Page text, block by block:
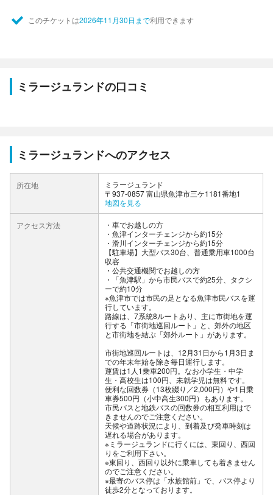
このチケットは2026年11月30日まで利用できます
ミラージュランドの口コミ
ミラージュランドへのアクセス
所在地
ミラージュランド
〒937-0857 富山県魚津市三ケ1181番地1
地図を見る
アクセス方法
車でお越しの方
・魚津インターチェンジから約15分
・滑川インターチェンジから約15分
【駐車場】大型バス30台、普通乗用車1000台
収容
公共交通機関でお越しの方
・「魚津駅」から市民バスで約25分、タクシ
ーで約10分
※魚津市では市民の足となる魚津市民バスを運
行しています。
路線は、7系統8ルートあり、主に市街地を運
行する「市街地巡回ルート」と、郊外の地区
と市街地を結ぶ「郊外ルート」があります。
市街地巡回ルートは、12月31日から1月3日ま
での年末年始を除き毎日運行します。
運賃は1人1乗車200円。なお小学生・中学
生・高校生は100円、未就学児は無料です。
便利な回数券（13枚綴り／2,000円）や1日乗
車券500円（小中高生300円）もあります。
市民バスと地鉄バスの回数券の相互利用はで
きませんのでご注意ください。
天候や道路状況により、到着及び発車時刻は
遅れる場合があります。
※ミラージュランドに行くには、東回り、西回
りをご利用下さい。
※東回り、西回り以外に乗車しても着きません
のでご注意ください。
※最寄のバス停は「水族館前」で、バス停より
徒歩2分となっております。